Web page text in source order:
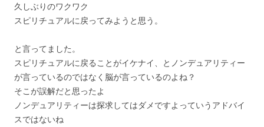
久しぶりのワクワク
スピリチュアルに戻ってみようと思う。
と言ってました。
スピリチュアルに戻ることがイケナイ、とノンデュアリティー
が言っているのではなく脳が言っているのよね？
そこが誤解だと思ったよ
ノンデュアリティーは探求してはダメですよっていうアドバイ
スではないね